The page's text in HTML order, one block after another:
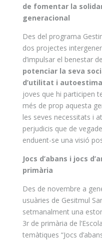
de fomentar la
generacional
Des del programa
dos projectes
d’impulsar el benestar
potenciar la seva
d’utilitat i autoestima
joves que hi participen
més de prop aquesta
les seves necessitats i
perjudicis que de
enduent-se una visió
Jocs d’abans i jocs
primària
Des de novembre a
usuàries de Gesitmul
setmanalment una
3r de primària de
temàtiques “Jocs